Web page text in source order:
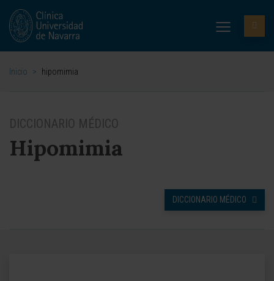
Inicio > hipomimia
DICCIONARIO MÉDICO
Hipomimia
DICCIONARIO MÉDICO